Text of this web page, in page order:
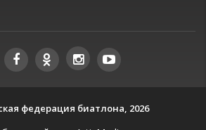
федерация биатлона, 2026